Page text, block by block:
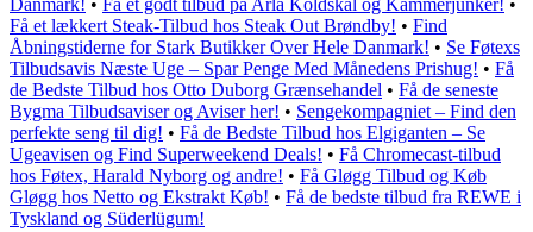
Danmark! • Få et godt tilbud på Arla Koldskål og Kammerjunker! •
Få et lækkert Steak-Tilbud hos Steak Out Brøndby! • Find
Åbningstiderne for Stark Butikker Over Hele Danmark! • Se Føtexs
Tilbudsavis Næste Uge – Spar Penge Med Månedens Prishug! • Få
de Bedste Tilbud hos Otto Duborg Grænsehandel • Få de seneste
Bygma Tilbudsaviser og Aviser her! • Sengekompagniet – Find den
perfekte seng til dig! • Få de Bedste Tilbud hos Elgiganten – Se
Ugeavisen og Find Superweekend Deals! • Få Chromecast-tilbud
hos Føtex, Harald Nyborg og andre! • Få Gløgg Tilbud og Køb
Gløgg hos Netto og Ekstrakt Køb! • Få de bedste tilbud fra REWE i
Tyskland og Süderlügum!